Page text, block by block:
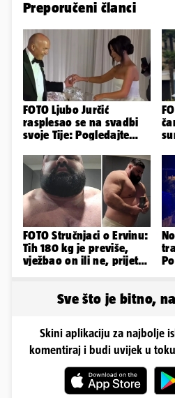
Preporučeni članci
FOTO Ljubo Jurčić
rasplesao se na svadbi
svoje Tije: Pogledajte
vjenčanje...
FOTO Stručnjaci o Ervinu:
Tih 180 kg je previše,
vježbao on ili ne, prijete
Sve što je bitno,
Skini aplikaciju za najbolje
komentiraj i budi uvijek u